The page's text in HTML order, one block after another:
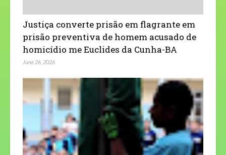
Justiça converte prisão em flagrante em
prisão preventiva de homem acusado de
homicídio me Euclides da Cunha-BA
June 26, 2026